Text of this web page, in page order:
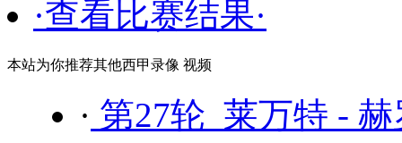
·查看比赛结果·
本站为你推荐其他西甲录像 视频
· 第27轮 莱万特 -